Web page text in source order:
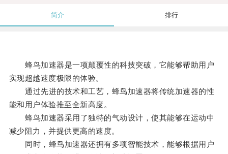
简介 排行
蜂鸟加速器是一项颠覆性的科技突破，它能够帮助用户
实现超越速度极限的体验。
通过先进的技术和工艺，蜂鸟加速器将传统加速器的性
能和用户体验推至全新高度。
蜂鸟加速器采用了独特的气动设计，使其能够在运动中
减少阻力，并提供更高的速度。
同时，蜂鸟加速器还拥有多项智能技术，能够根据用户